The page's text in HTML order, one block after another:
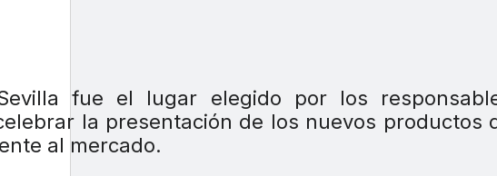
fue el lugar elegido por los
la presentación de los nuevos productos
al mercado.